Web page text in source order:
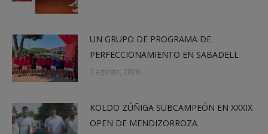
UN GRUPO DE PROGRAMA DE
PERFECCIONAMIENTO EN SABADELL
2 agosto, 2026
KOLDO ZÚÑIGA SUBCAMPEÓN EN XXXIX
OPEN DE MENDIZORROZA